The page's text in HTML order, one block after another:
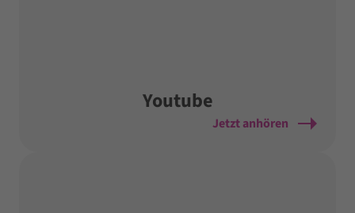
Youtube
Jetzt anhören